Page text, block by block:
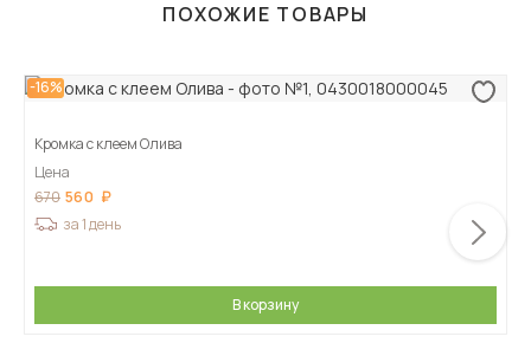
ПОХОЖИЕ ТОВАРЫ
-16%
Кромка с клеем Олива
Цена
670 560
за 1 день
В корзину